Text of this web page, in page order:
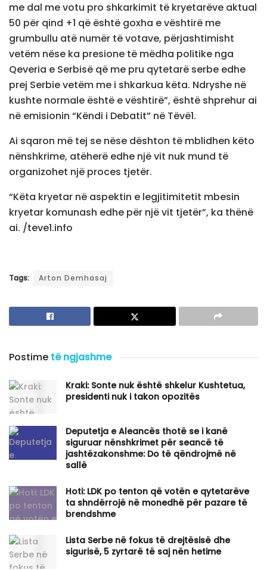
me dal me votu pro shkarkimit të kryetarëve aktual
50 për qind +1 që është goxha e vështirë me
grumbullu atë numër të votave, përjashtimisht
vetëm nëse ka presione të mëdha politike nga
Qeveria e Serbisë që me pru qytetarë serbe edhe
prej Serbie vetëm me i shkarkua këta. Ndryshe në
kushte normale është e vështirë”, është shprehur ai
në emisionin “Këndi i Debatit” në Tëvë1.
Ai sqaron më tej se nëse dështon të mblidhen këto
nënshkrime, atëherë edhe një vit nuk mund të
organizohet një proces tjetër.
“Këta kryetar në aspektin e legjitimitetit mbesin
kryetar komunash edhe për një vit tjetër”, ka thënë
ai. /teve1.info
Tags: Arton Demhasaj
Postime të ngjashme
Kraki: Sonte nuk është shkelur Kushtetua,
presidenti nuk i takon opozitës
Deputetja e Aleancës thotë se i kanë
siguruar nënshkrimet për seancë të
jashtëzakonshme: Do të qëndrojmë në
sallë
Hoti: LDK po tenton që votën e qytetarëve
ta shndërrojë në monedhë për pazare të
brendshme
Lista Serbe në fokus të drejtësisë dhe
sigurisë, 5 zyrtarë të saj nën hetime